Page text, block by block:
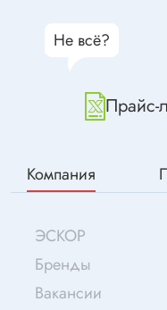
Прайс-
Не всё?
Компания
ЭСКОР
Бренды
Вакансии